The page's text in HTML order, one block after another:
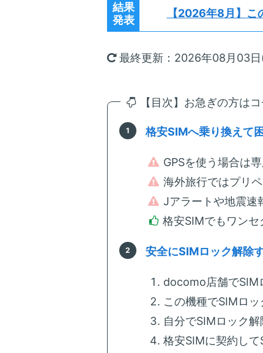
結果
発表
【2026年8月】 こ
最終更新：2026年08月03日
【目次】お急ぎの方は
格安SIMへ乗り換えて
GPSを使う場合は
海外旅行ではプリ
Jアラートや地震速
格安SIMでもワン
安全にSIMロック解除
docomo店舗でSIM
この機種でSIMロ
自分でSIMロック
格安SIMに契約し